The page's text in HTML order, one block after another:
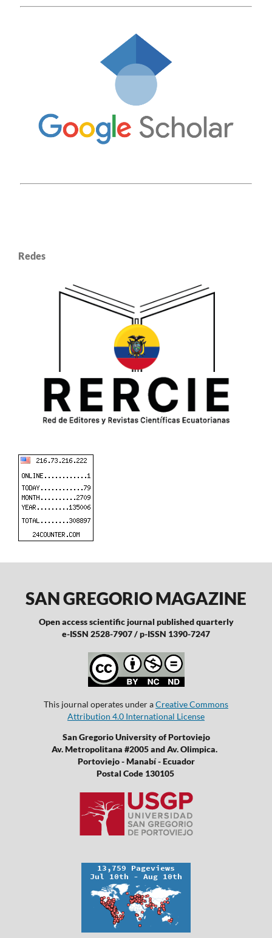
Redes
SAN GREGORIO MAGAZINE
Open access scientific journal published quarterly
e-ISSN 2528-7907 / p-ISSN 1390-7247
This journal operates under aCreative Commons
Attribution 4.0 International License
San Gregorio University of Portoviejo
Av. Metropolitana #2005 and Av. Olimpica.
Portoviejo - Manabí - Ecuador
Postal Code 130105